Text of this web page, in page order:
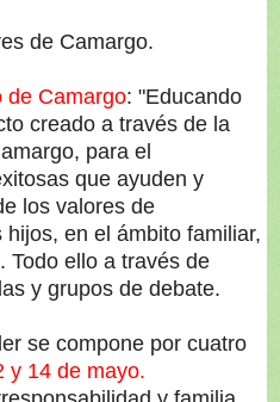
de Camargo.
de Camargo: "Educando
creado a través de la
para el
que ayuden y
los valores de
en el ámbito familiar,
Todo ello a través de
y grupos de debate.
se compone por cuatro
y 14 de mayo.